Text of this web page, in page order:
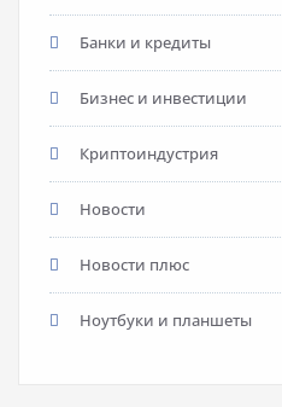
Банки и кредиты
Бизнес и инвестиции
Криптоиндустрия
Новости
Новости плюс
Ноутбуки и планшеты